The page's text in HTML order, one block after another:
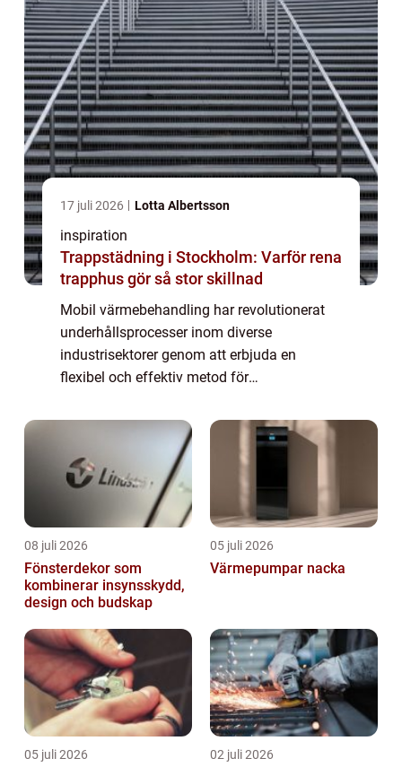
17 juli 2026 Lotta Albertsson
inspiration
Trappstädning i Stockholm: Varför rena
trapphus gör så stor skillnad
Mobil värmebehandling har revolutionerat
underhållsprocesser inom diverse
industrisektorer genom att erbjuda en
flexibel och effektiv metod för
teknologiska utvecklingen kan nu komplexa
08 juli 2026
Fönsterdekor som
kombinerar insynsskydd,
design och budskap
05 juli 2026
Värmepumpar nacka
05 juli 2026 02 juli 2026